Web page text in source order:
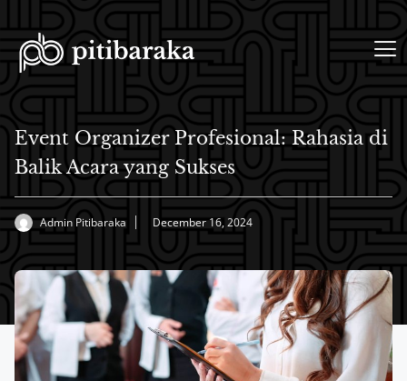
Event Organizer Profesional: Rahasia di
Balik Acara yang Sukses
Admin Pitibaraka December 16, 2024